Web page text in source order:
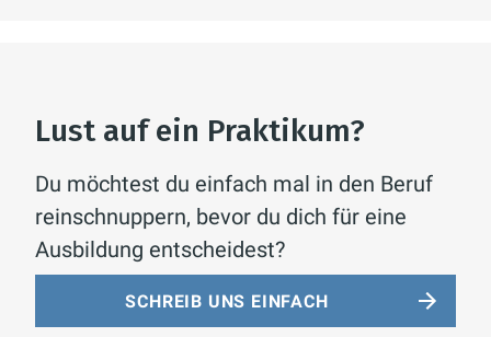
Lust auf ein Praktikum?
Du möchtest du einfach mal in den Beruf
reinschnuppern, bevor du dich für eine
Ausbildung entscheidest?
SCHREIB UNS EINFACH